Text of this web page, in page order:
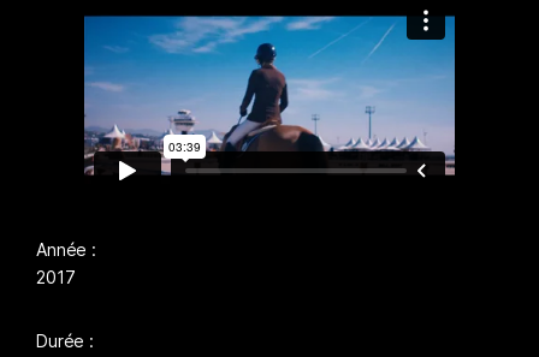
Année :
2017
Durée :